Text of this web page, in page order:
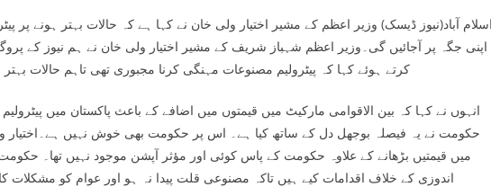
اسلام آباد(نیوز ڈیسک) وزیر اعظم کے مشیر اختیار ولی خان نے کہا ہے کہ حالات بہتر ہونے پر
اپنی جگہ پر آجائیں گی۔وزیر اعظم شہباز شریف کے مشیر اختیار ولی خان نے ہم نیوز کے
کرتے ہوئے کہا کہ پیٹرولیم مصنوعات مہنگی کرنا مجبوری تھی تاہم حالات
انہوں نے کہا کہ بین الاقوامی مارکیٹ میں قیمتوں میں اضافے کے باعث پاکستان میں
حکومت نے یہ فیصلہ بوجھل دل کے ساتھ کیا ہے۔ اس پر حکومت بھی خوش نہیں ہے۔اختیار
میں قیمتیں بڑھانے کے علاوہ حکومت کے پاس کوئی اور مؤثر آپشن موجود نہیں تھا۔
اندوزی کے خلاف اقدامات کیے ہیں تاکہ مصنوعی قلت پیدا نہ ہو اور عوام کو مشکلات کا